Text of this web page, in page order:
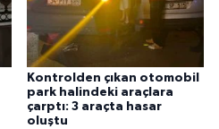
Kontrolden çıkan otomobil
park halindeki araçlara
çarptı: 3 araçta hasar
oluştu